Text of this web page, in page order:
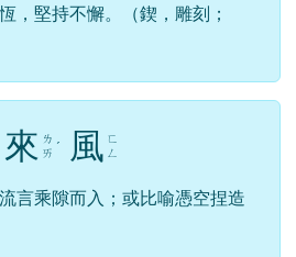
，堅持不懈。（鍥，雕刻；
來 ㄌ
ㄞ ˊ 風 ㄈ
ㄥ
言乘隙而入；或比喻憑空捏造